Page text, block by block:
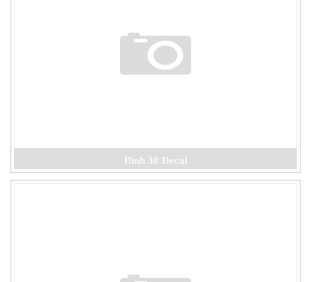
Bình 30 Decal